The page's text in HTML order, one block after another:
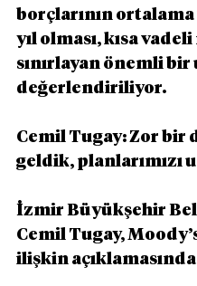
borçlarının
yıl olması, kısa
sınırlayan önemli
değerlendiriliyor.
Cemil Tugay: Zor bir
geldik, planlarımızı
İzmir Büyükşehir
Cemil Tugay,
ilişkin